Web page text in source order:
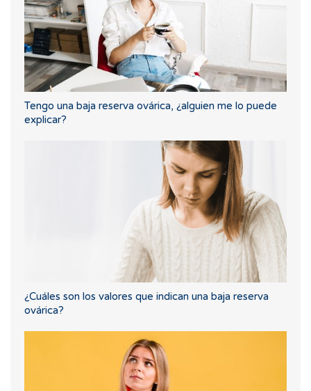
Tengo una baja reserva ovárica, ¿alguien me lo puede
explicar?
¿Cuáles son los valores que indican una baja reserva
ovárica?